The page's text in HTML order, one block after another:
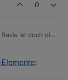
0
ist doch die
es ja noch immer
: